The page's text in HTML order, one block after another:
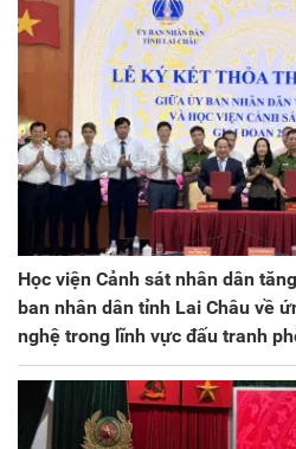
Học viện Cảnh sát nhân dân
ban nhân dân tỉnh Lai Châu về
nghệ trong lĩnh vực đấu tranh